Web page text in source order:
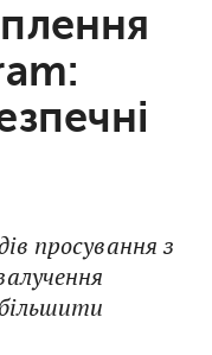
просування з